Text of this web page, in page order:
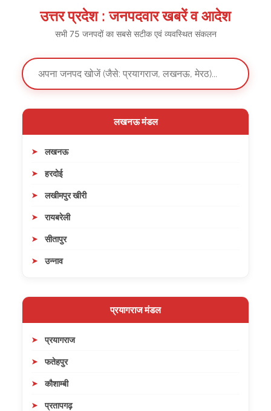
उत्तर प्रदेश : जनपदवार खबरें व आदेश
सभी 75 जनपदों का सबसे सटीक एवं व्यवस्थित संकलन
लखनऊ मंडल
लखनऊ
हरदोई
लखीमपुर खीरी
रायबरेली
सीतापुर
उन्नाव
प्रयागराज मंडल
प्रयागराज
फतेहपुर
कौशाम्बी
प्रतापगढ़